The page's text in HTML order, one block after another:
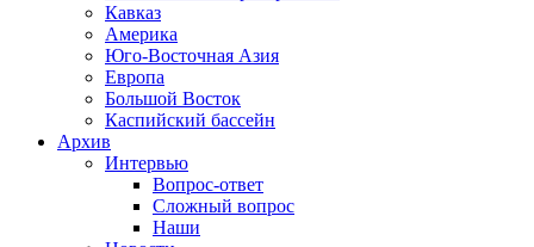
Кавказ
Америка
Юго-Восточная Азия
Европа
Большой Восток
Каспийский бассейн
Архив
Интервью
Вопрос-ответ
Сложный вопрос
Наши